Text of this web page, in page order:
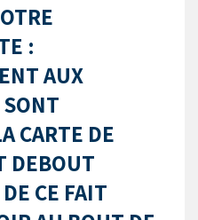
:
AUX
CARTE DE
DEBOUT
CE FAIT